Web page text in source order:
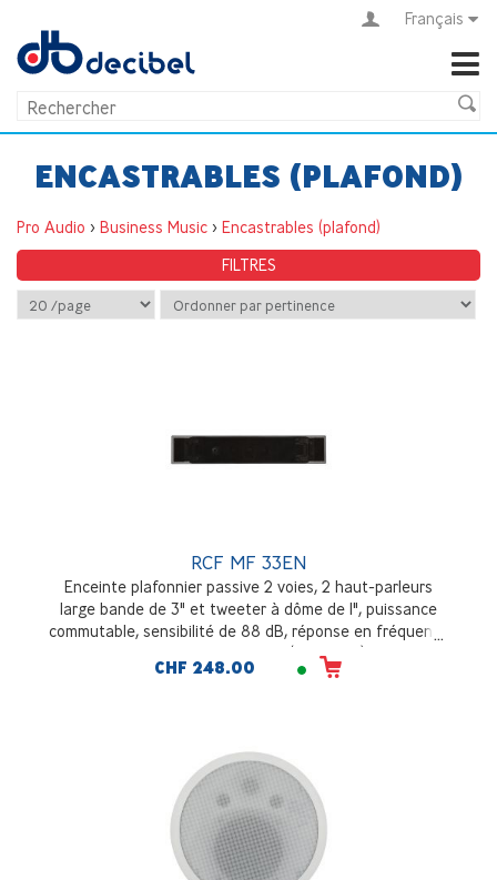
Français
ENCASTRABLES (PLAFOND)
Pro Audio > Business Music > Encastrables (plafond)
FILTRES
RCF MF 33EN
Enceinte plafonnier passive 2 voies, 2 haut-parleurs
large bande de 3" et tweeter à dôme de 1", puissance
commutable, sensibilité de 88 dB, réponse en fréquence
80Hz - 22000Hz, noir (RAL9005)
CHF 248.00